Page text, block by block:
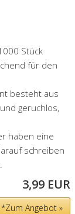
Stück
für den
besteht aus
geruchlos,
haben eine
schreiben
3,99 EUR
*Zum Angebot »